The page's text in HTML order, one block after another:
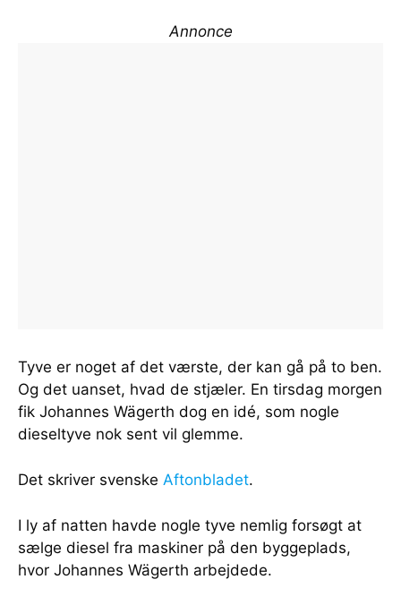
Annonce
Tyve er noget af det værste, der kan gå på to ben.
Og det uanset, hvad de stjæler. En tirsdag morgen
fik Johannes Wägerth dog en idé, som nogle
dieseltyve nok sent vil glemme.
Det skriver svenske Aftonbladet.
I ly af natten havde nogle tyve nemlig forsøgt at
sælge diesel fra maskiner på den byggeplads,
hvor Johannes Wägerth arbejdede.